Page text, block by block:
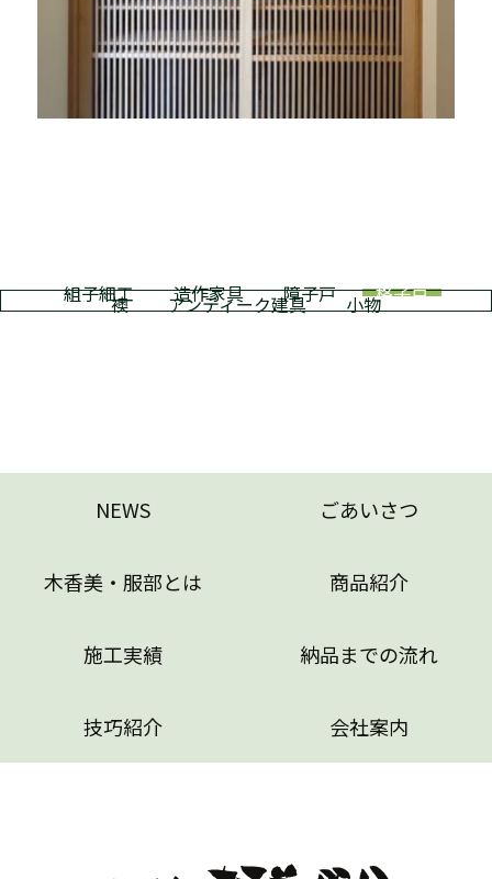
組子細工 造作家具 障子戸 格子戸
襖 アンティーク建具 小物
NEWS ごあいさつ
木香美・服部とは 商品紹介
施工実績 納品までの流れ
技巧紹介 会社案内